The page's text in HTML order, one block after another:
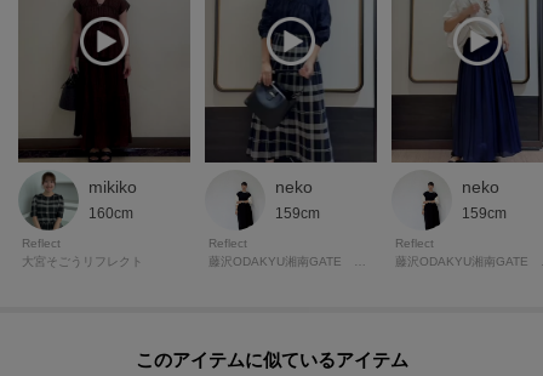
mikiko
160cm
Reflect
大宮そごうリフレクト
neko
159cm
Reflect
neko
159cm
Reflect
このアイテムに似ているアイテム